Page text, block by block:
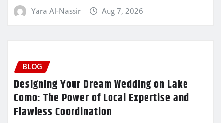
Yara Al-Nassir Aug 7, 2026
BLOG
Designing Your Dream Wedding on Lake
Como: The Power of Local Expertise and
Flawless Coordination